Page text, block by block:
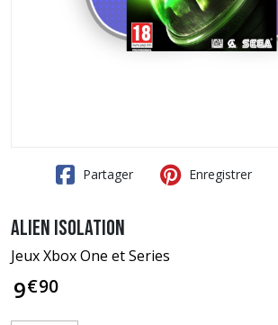
Partager Enregistrer
Alien Isolation
Jeux Xbox One et Series
9€90